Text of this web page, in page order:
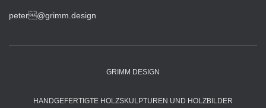
peter@grimm.design
GRIMM DESIGN
HANDGEFERTIGTE HOLZSKULPTUREN UND HOLZBILDER